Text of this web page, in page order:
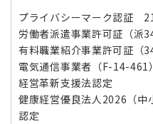
プライバシーマーク認証
労働者派遣事業許可証（派
有料職業紹介事業許可証（
電気通信事業者（F-14-461）
経営革新支援法認定
健康経営優良法人2026（中
認定